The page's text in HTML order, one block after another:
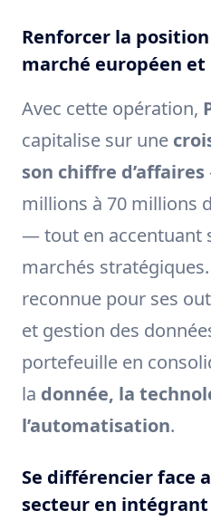
Renforcer la
marché européen
Avec cette opération,
capitalise sur une
son chiffre d’affaires
millions à 70 millions
— tout en accentuant
marchés
reconnue pour ses
et gestion des
portefeuille en
la donnée, la
l’automatisation.
Se différencier face
secteur en intégrant